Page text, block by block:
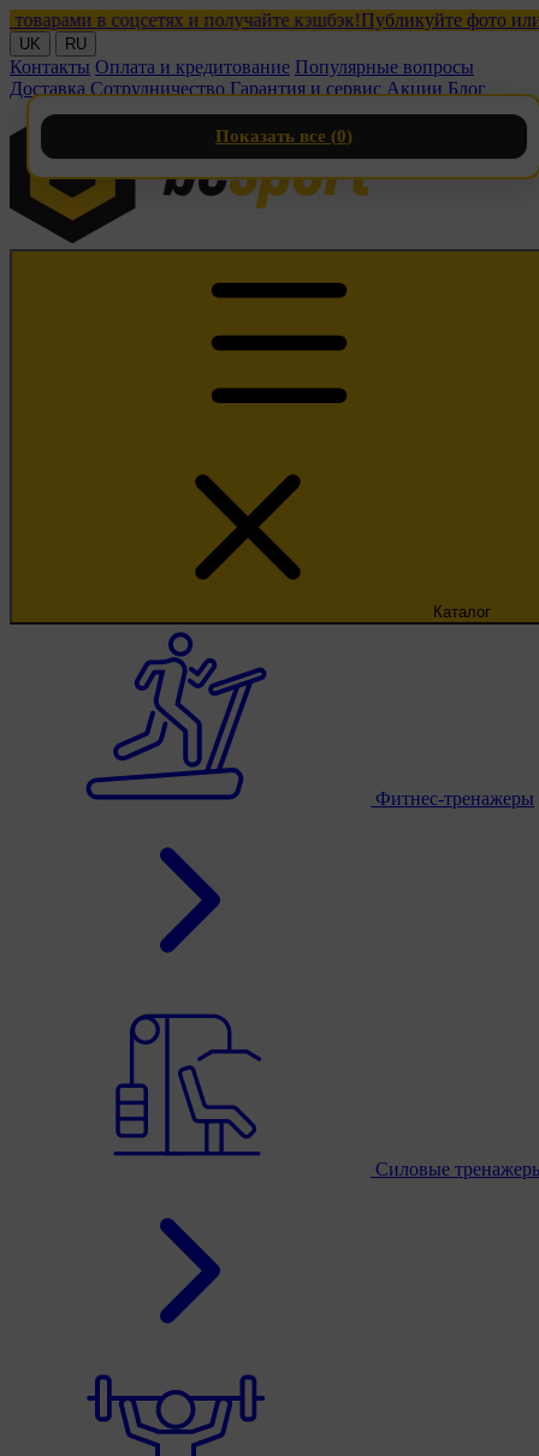
в соцсетях и получайте кэшбэк!Публикуйте фото или
UK RU
Контакты Оплата и кредитование Популярные вопросы
Доставка Сотрудничество Гарантия и сервис Акции Блог
Каталог
Фитнес-тренажеры
Силовые
Показать все (0)